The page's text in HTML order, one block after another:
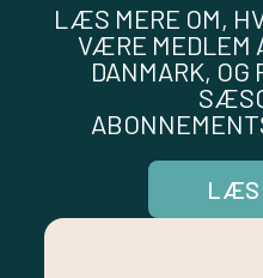
LÆS MERE OM,
VÆRE MEDLEM
DANMARK, OG
LÆS